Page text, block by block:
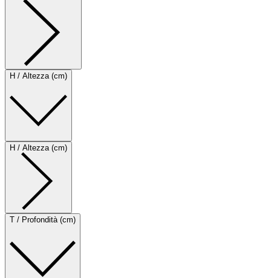
H / Altezza (cm)
H / Altezza (cm)
T / Profondità (cm)